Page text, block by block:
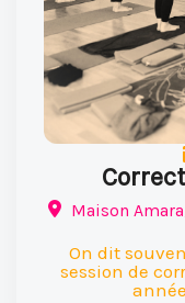
Maison
On dit
session de